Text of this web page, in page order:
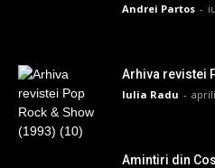
Andrei Partos -
Arhiva revistei
Iulia Radu -
Amintiri din